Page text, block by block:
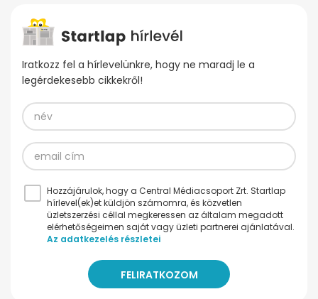
Iratkozz fel a hírlevelünkre, hogy ne maradj le a
legérdekesebb cikkekről!
Hozzájárulok, hogy a Central Médiacsoport Zrt. Startlap
hírlevel(ek)et küldjön számomra, és közvetlen
üzletszerzési céllal megkeressen az általam megadott
elérhetőségeimen saját vagy üzleti partnerei ajánlatával.
Az adatkezelés részletei